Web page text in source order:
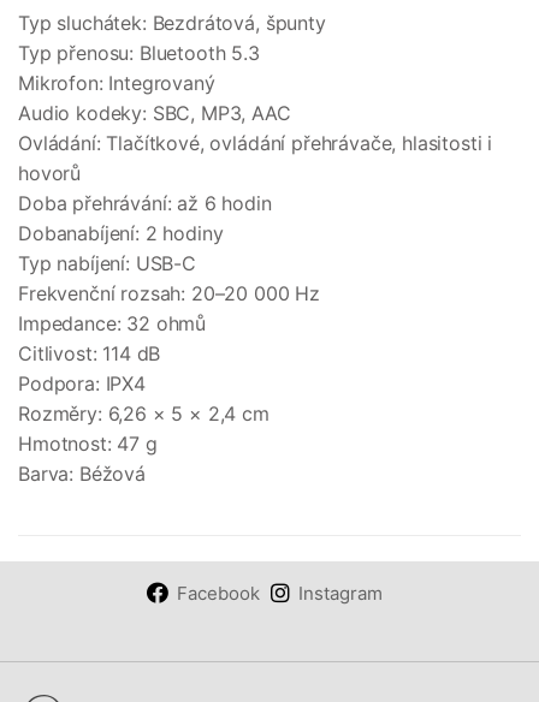
Typ sluchátek: Bezdrátová, špunty
Typ přenosu: Bluetooth 5.3
Mikrofon: Integrovaný
Audio kodeky: SBC, MP3, AAC
Ovládání: Tlačítkové, ovládání přehrávače, hlasitosti i
hovorů
Doba přehrávání: až 6 hodin
Dobanabíjení: 2 hodiny
Typ nabíjení: USB-C
Frekvenční rozsah: 20–20 000 Hz
Impedance: 32 ohmů
Citlivost: 114 dB
Podpora: IPX4
Rozměry: 6,26 × 5 × 2,4 cm
Hmotnost: 47 g
Barva: Béžová
Facebook Instagram